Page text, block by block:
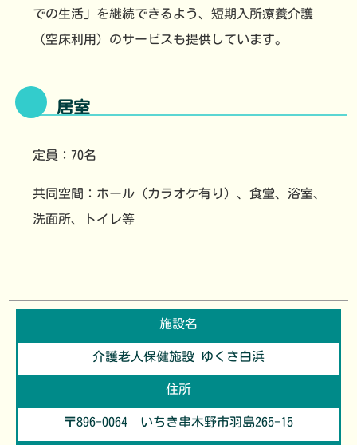
での生活」を継続できるよう、短期入所療養介護
（空床利用）のサービスも提供しています。
居室
定員：70名
共同空間：ホール（カラオケ有り）、食堂、浴室、
洗面所、トイレ等
施設名
介護老人保健施設 ゆくさ白浜
住所
〒896-0064 いちき串木野市羽島265-15